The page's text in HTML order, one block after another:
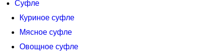
Суфле
Куриное суфле
Мясное суфле
Овощное суфле